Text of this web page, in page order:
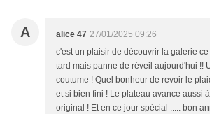
A alice 47 27/01/2025 09:26
c'est un plaisir de découvrir la galerie
tard mais panne de réveil aujourd'hui !!
coutume ! Quel bonheur de revoir le
et si bien fini ! Le plateau avance aussi
original ! Et en ce jour spécial ..... bon